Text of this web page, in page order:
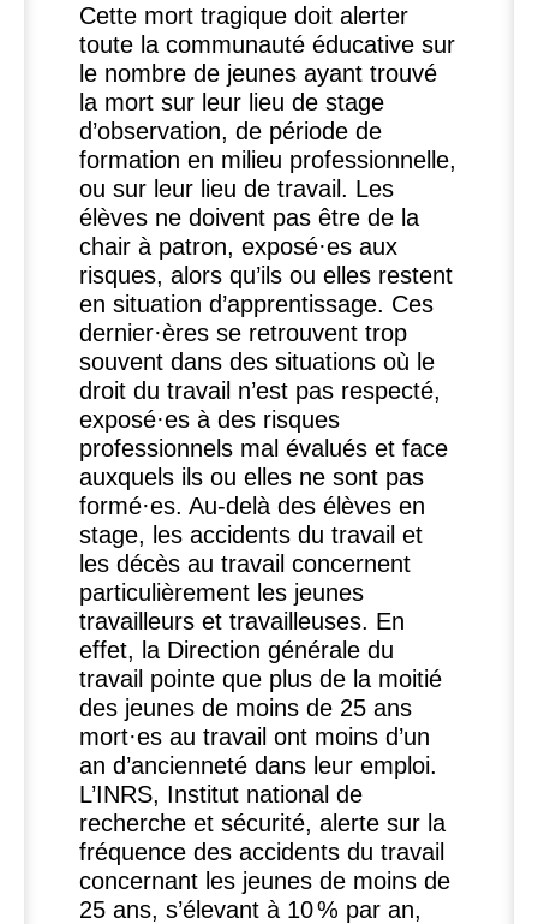
Cette mort tragique doit alerter
toute la communauté éducative sur
le nombre de jeunes ayant trouvé
la mort sur leur lieu de stage
d’observation, de période de
formation en milieu professionnelle,
ou sur leur lieu de travail. Les
élèves ne doivent pas être de la
chair à patron, exposé·es aux
risques, alors qu’ils ou elles restent
en situation d’apprentissage. Ces
dernier·ères se retrouvent trop
souvent dans des situations où le
droit du travail n’est pas respecté,
exposé·es à des risques
professionnels mal évalués et face
auxquels ils ou elles ne sont pas
formé·es. Au-delà des élèves en
stage, les accidents du travail et
les décès au travail concernent
particulièrement les jeunes
travailleurs et travailleuses. En
effet, la Direction générale du
travail pointe que plus de la moitié
des jeunes de moins de 25 ans
mort·es au travail ont moins d’un
an d’ancienneté dans leur emploi.
L’INRS, Institut national de
recherche et sécurité, alerte sur la
fréquence des accidents du travail
concernant les jeunes de moins de
25 ans, s’élevant à 10% par an,